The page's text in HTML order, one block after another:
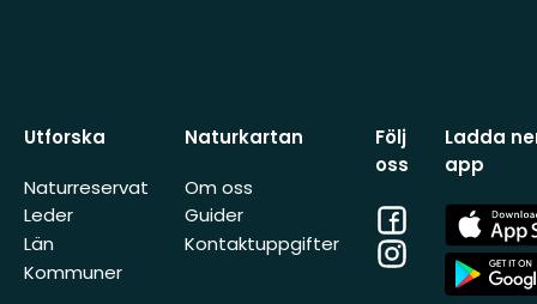
Utforska
Naturreservat
Leder
Län
Kommuner
Naturkartan
Om oss
Guider
Kontaktuppgifter
Följ
oss
Facebook
Instagram
Ladda
app
App
Store
App
Store